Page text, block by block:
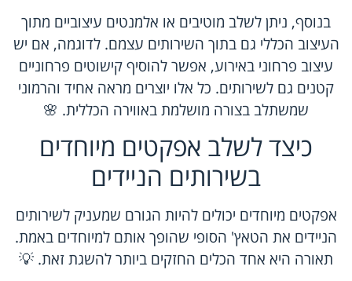
בנוסף, ניתן לשלב מוטיבים או אלמנטים עיצוביים מתוך
העיצוב הכללי גם בתוך השירותים עצמם. לדוגמה, אם יש
עיצוב פרחוני באירוע, אפשר להוסיף קישוטים פרחוניים
קטנים גם לשירותים. כל אלו יוצרים מראה אחיד והרמוני
שמשתלב בצורה מושלמת באווירה הכללית. 🌸
כיצד לשלב אפקטים מיוחדים
בשירותים הניידים
אפקטים מיוחדים יכולים להיות הגורם שמעניק לשירותים
הניידים את הטאץ' הסופי שהופך אותם למיוחדים באמת.
תאורה היא אחד הכלים החזקים ביותר להשגת זאת. 💡